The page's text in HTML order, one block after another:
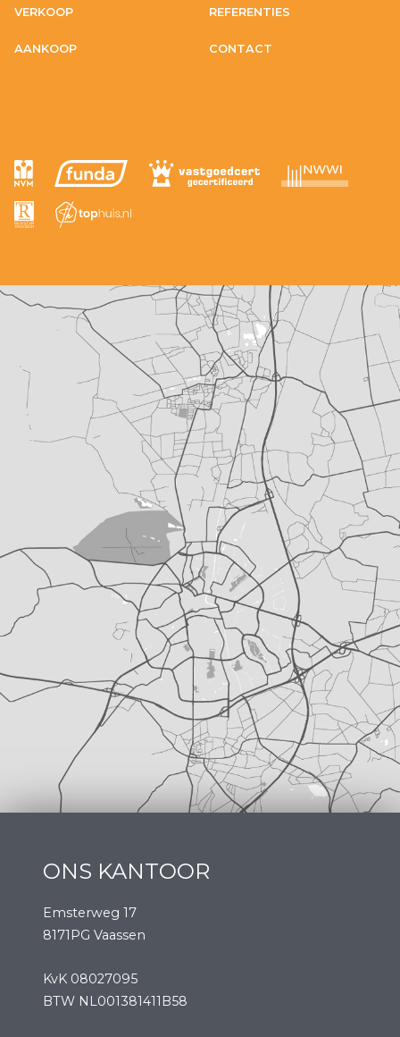
VERKOOP
AANKOOP
REFERENTIES
CONTACT
ONS KANTOOR
Emsterweg 17
8171PG Vaassen
KvK 08027095
BTW NL001381411B58